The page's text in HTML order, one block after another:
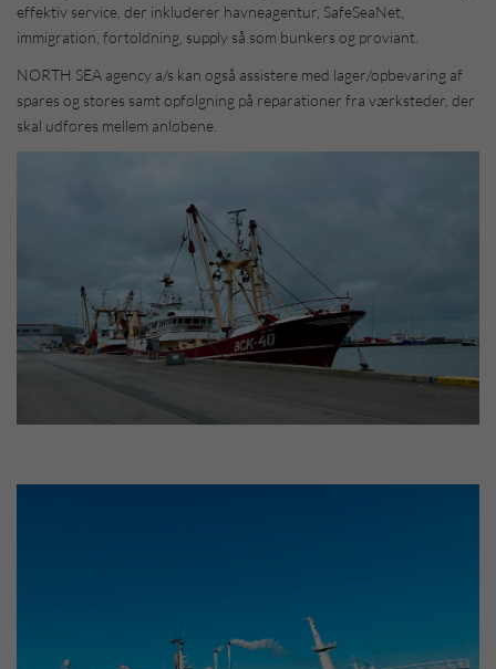
effektiv service, der inkluderer havneagentur, SafeSeaNet,
immigration, fortoldning, supply så som bunkers og proviant.
NORTH SEA agency a/s kan også assistere med lager/opbevaring af
spares og stores samt opfølgning på reparationer fra værksteder, der
skal udføres mellem anløbene.